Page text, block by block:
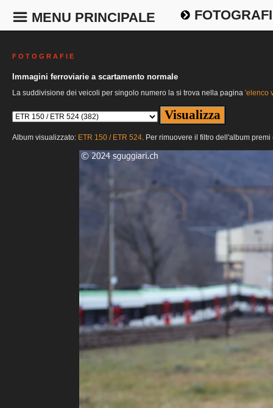
MENU PRINCIPALE
F O T O G R A F I E
Immagini ferroviarie a scartamento normale
La suddivisione dei veicoli per singolo numero la si trova nella pagina 'elenco
Album visualizzato: ETR 150 / ETR 524. Per rimuovere il filtro dell'album premi